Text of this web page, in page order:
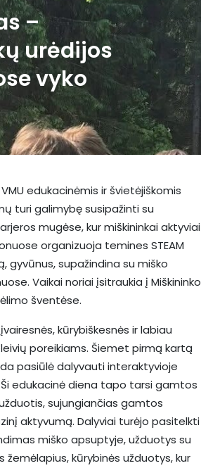
–
urėdijos
vyko
edukacinėmis ir švietėjiškomis
turi galimybę susipažinti su
mugėse, kur miškininkai aktyviai
organizuoja temines STEAM
gyvūnus, supažindina su miško
Vaikai noriai įsitraukia į Miškininko
šventėse.
kūrybiškesnės ir labiau
poreikiams. Šiemet pirmą kartą
pasiūlė dalyvauti interaktyvioje
edukacinė diena tapo tarsi gamtos
sujungiančias gamtos
aktyvumą. Dalyviai turėjo pasitelkti
miško apsuptyje, užduotys su
žemėlapius, kūrybinės užduotys, kur